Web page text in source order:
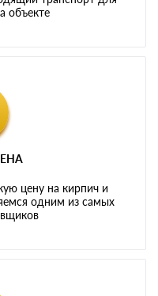
объекте
цену на кирпич и
одним из самых